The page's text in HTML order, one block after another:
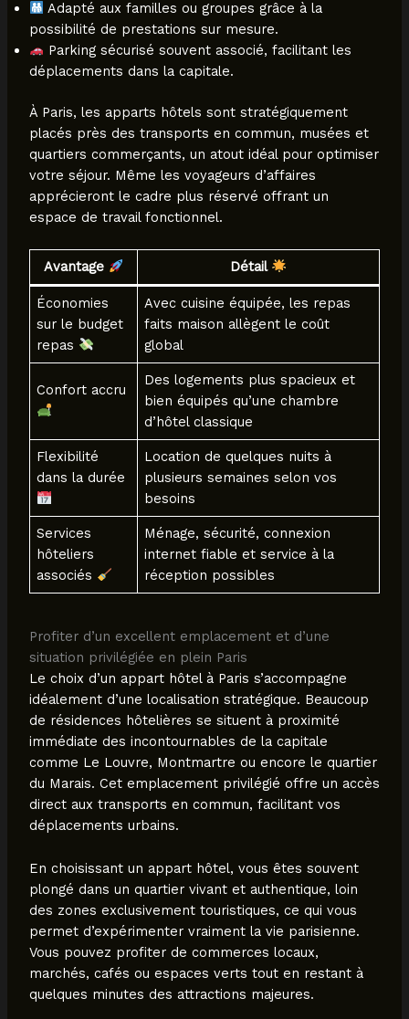
Adapté aux familles ou groupes grâce à la
possibilité de prestations sur mesure.
Parking sécurisé souvent associé, facilitant les
déplacements dans la capitale.
À Paris, les apparts hôtels sont stratégiquement
placés près des transports en commun, musées et
quartiers commerçants, un atout idéal pour optimiser
votre séjour. Même les voyageurs d’affaires
apprécieront le cadre plus réservé offrant un
espace de travail fonctionnel.
Avantage Détail
Économies
sur le budget
repas
Avec cuisine équipée, les repas
faits maison allègent le coût
global
Confort accru
Des logements plus spacieux et
bien équipés qu’une chambre
d’hôtel classique
Flexibilité
dans la durée
Location de quelques nuits à
plusieurs semaines selon vos
besoins
Services
hôteliers
associés
Ménage, sécurité, connexion
internet fiable et service à la
réception possibles
Profiter d’un excellent emplacement et d’une
situation privilégiée en plein Paris
Le choix d’un appart hôtel à Paris s’accompagne
idéalement d’une localisation stratégique. Beaucoup
de résidences hôtelières se situent à proximité
immédiate des incontournables de la capitale
comme Le Louvre, Montmartre ou encore le quartier
du Marais. Cet emplacement privilégié offre un accès
direct aux transports en commun, facilitant vos
déplacements urbains.
En choisissant un appart hôtel, vous êtes souvent
plongé dans un quartier vivant et authentique, loin
des zones exclusivement touristiques, ce qui vous
permet d’expérimenter vraiment la vie parisienne.
Vous pouvez profiter de commerces locaux,
marchés, cafés ou espaces verts tout en restant à
quelques minutes des attractions majeures.